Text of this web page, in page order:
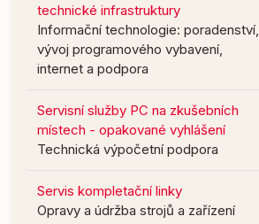
technické infrastruktury
Informační technologie: poradenství,
vývoj programového vybavení,
internet a podpora
Servisní služby PC na zkušebních
místech - opakované vyhlášení
Technická výpočetní podpora
Servis kompletační linky
Opravy a údržba strojů a zařízení